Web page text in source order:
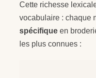
Cette richesse
vocabulaire : chaque
spécifique en
les plus connues :